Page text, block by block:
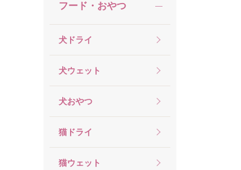
フード・おやつ
犬ドライ
犬ウェット
犬おやつ
猫ドライ
猫ウェット